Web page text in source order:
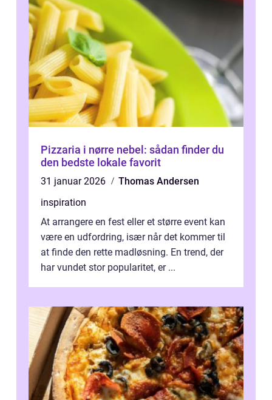
Pizzaria i nørre nebel: sådan finder du
den bedste lokale favorit
31 januar 2026
Thomas Andersen
inspiration
At arrangere en fest eller et større event kan
være en udfordring, især når det kommer til
at finde den rette madløsning. En trend, der
har vundet stor popularitet, er ...